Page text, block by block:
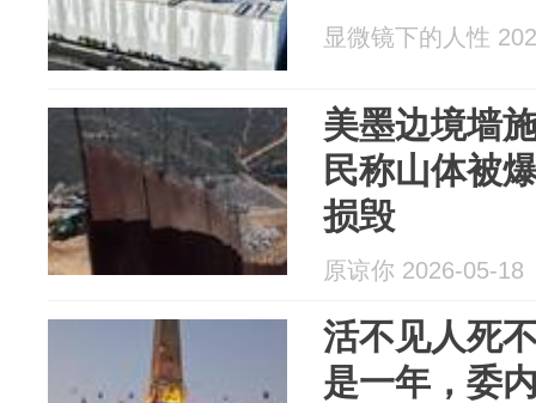
显微镜下的人性
美墨边境墙
民称山体被
损毁
原谅你 2026-05-18
活不见人死
是一年，委